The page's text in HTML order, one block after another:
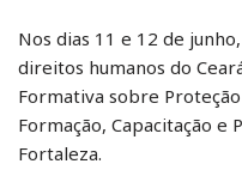
Nos dias 11 e 12 de
direitos humanos do
Formativa sobre
Formação, Capacitação e
Fortaleza.